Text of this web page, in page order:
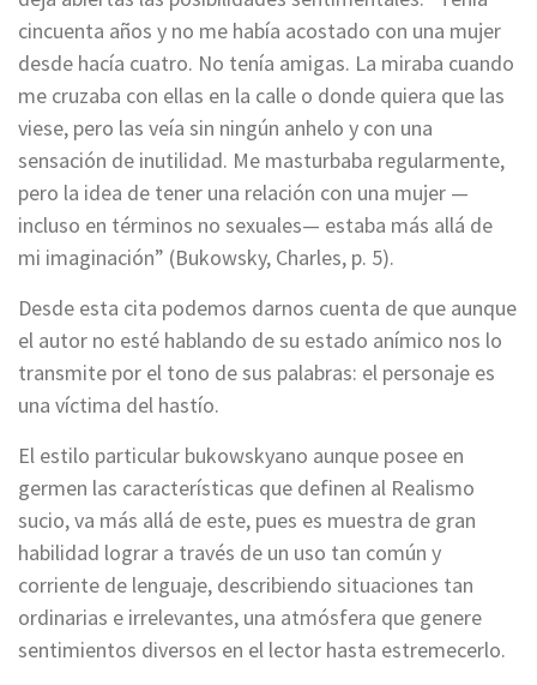
cincuenta años y no me había acostado con una mujer
desde hacía cuatro. No tenía amigas. La miraba cuando
me cruzaba con ellas en la calle o donde quiera que las
viese, pero las veía sin ningún anhelo y con una
sensación de inutilidad. Me masturbaba regularmente,
pero la idea de tener una relación con una mujer —
incluso en términos no sexuales— estaba más allá de
mi imaginación” (Bukowsky, Charles, p. 5).
Desde esta cita podemos darnos cuenta de que aunque
el autor no esté hablando de su estado anímico nos lo
transmite por el tono de sus palabras: el personaje es
una víctima del hastío.
El estilo particular bukowskyano aunque posee en
germen las características que definen al Realismo
sucio, va más allá de este, pues es muestra de gran
habilidad lograr a través de un uso tan común y
corriente de lenguaje, describiendo situaciones tan
ordinarias e irrelevantes, una atmósfera que genere
sentimientos diversos en el lector hasta estremecerlo.